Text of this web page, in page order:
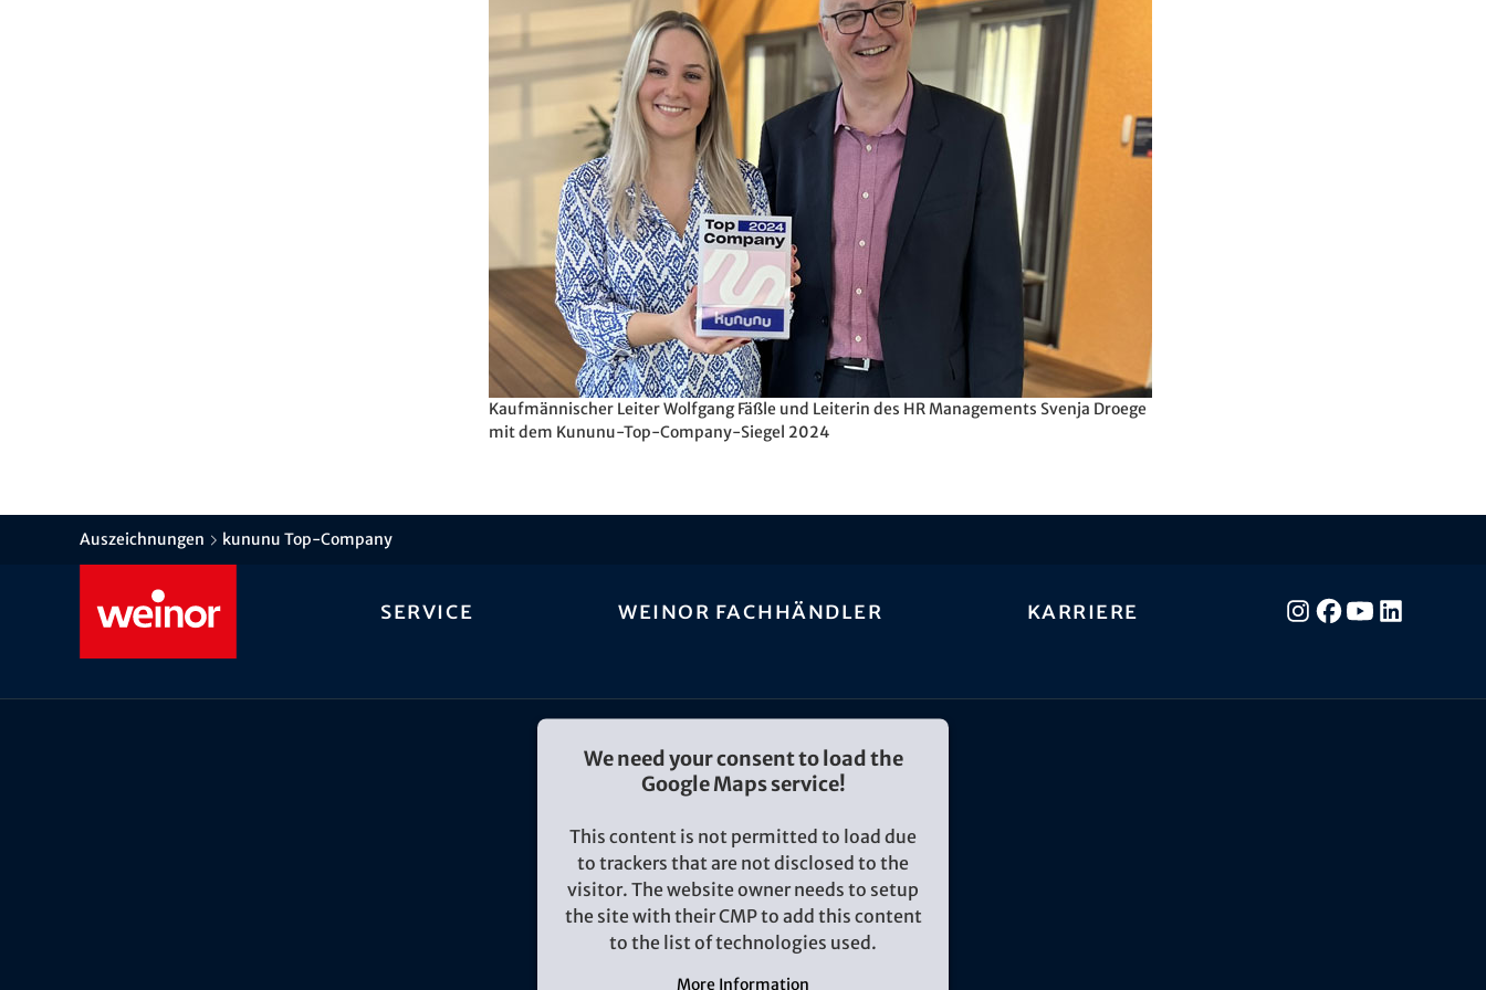
Kaufmännischer Leiter Wolfgang Fäßle und Leiterin des HR Managements Svenja Droege
mit dem Kununu-Top-Company-Siegel 2024
Auszeichnungen kununu Top-Company
Service weinor Fachhändler Karriere
We need your consent to load the
Google Maps service!
This content is not permitted to load due
to trackers that are not disclosed to the
visitor. The website owner needs to setup
the site with their CMP to add this content
to the list of technologies used.
More Information